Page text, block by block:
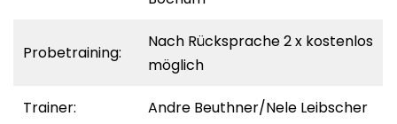
Probetraining:
Nach Rücksprache 2 x kostenlos
möglich
Trainer: Andre Beuthner/Nele Leibscher